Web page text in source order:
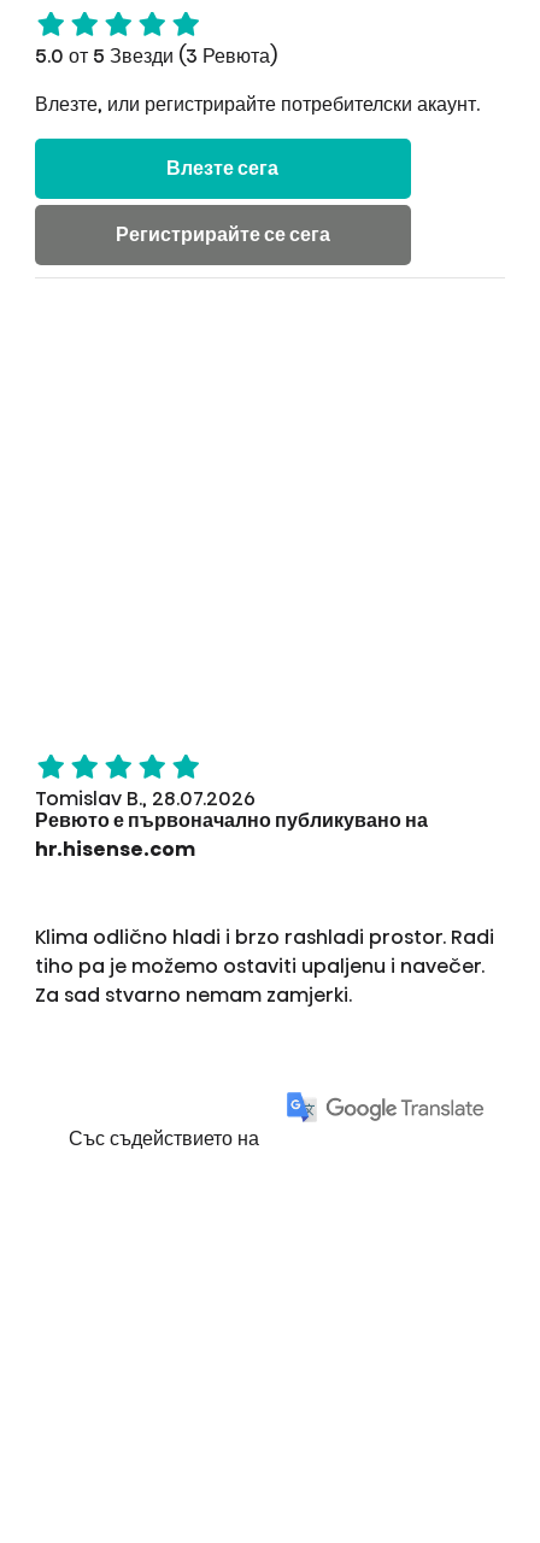
5.0 от 5 Звезди (3 Ревюта)
Влезте, или регистрирайте потребителски акаунт.
Влезте сега
Регистрирайте се сега
Tomislav B., 28.07.2026
Ревюто е първоначално публикувано на
hr.hisense.com
Klima odlično hladi i brzo rashladi prostor. Radi
tiho pa je možemo ostaviti upaljenu i navečer.
Za sad stvarno nemam zamjerki.
Със съдействието на